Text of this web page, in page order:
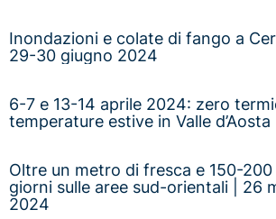
Inondazioni e colate di fango a
29-30 giugno 2024
6-7 e 13-14 aprile 2024: zero
temperature estive in Valle d’Aosta
Oltre un metro di fresca e 150-
giorni sulle aree sud-orientali | 26
2024